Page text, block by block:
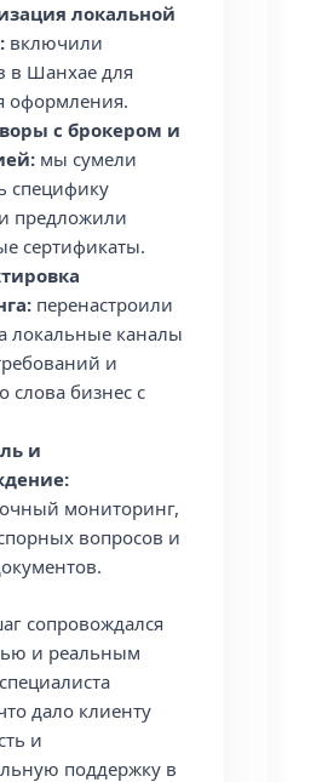
локальной
включили
в Шанхае для
оформления.
с брокером и
мы сумели
специфику
предложили
сертификаты.
перенастроили
локальные каналы
и
слова бизнес с
и
мониторинг,
вопросов и
сопровождался
и реальным
дало клиенту
и
поддержку в